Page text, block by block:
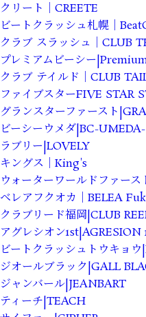
クリート｜CREETE
ビートクラッシュ札幌｜
クラブ スラッシュ｜CLUB
プレミアムビーシー
クラブ テイルド｜CLUB
ファイブスターFIVE STAR
グランスターファースト
ビーシーウメダ|BC-UMEDA-
ラブリー|LOVELY
キングス｜King's
ウォーターワールドファー
ベレアフクオカ｜BELEA
クラブリード福岡|CLUB
アグレシオン1st|AGRESION
ビートクラッシュトウキョ
ジオールブラック|GALL
ジャンバール|JEANBART
ティーチ|TEACH